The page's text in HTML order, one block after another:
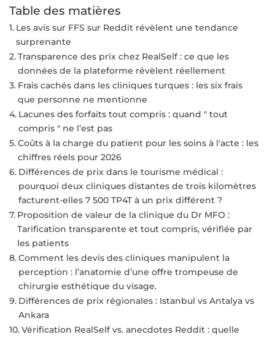
Table des matières
Les avis sur FFS sur Reddit révèlent une tendance
surprenante
Transparence des prix chez RealSelf : ce que les
données de la plateforme révèlent réellement
Frais cachés dans les cliniques turques : les six frais
que personne ne mentionne
Lacunes des forfaits tout compris : quand " tout
compris " ne l’est pas
Coûts à la charge du patient pour les soins à l'acte : les
chiffres réels pour 2026
Différences de prix dans le tourisme médical :
pourquoi deux cliniques distantes de trois kilomètres
facturent-elles 7 500 TP4T à un prix différent ?
Proposition de valeur de la clinique du Dr MFO :
Tarification transparente et tout compris, vérifiée par
les patients
Comment les devis des cliniques manipulent la
perception : l’anatomie d’une offre trompeuse de
chirurgie esthétique du visage.
Différences de prix régionales : Istanbul vs Antalya vs
Ankara
Vérification RealSelf vs. anecdotes Reddit : quelle